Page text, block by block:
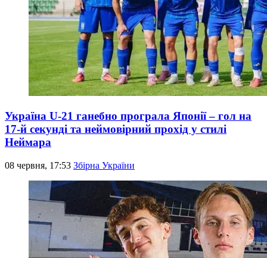
Україна U-21 ганебно програла Японії – гол на
17-й секунді та неймовірний прохід у стилі
Неймара
08 червня, 17:53 Збірна України